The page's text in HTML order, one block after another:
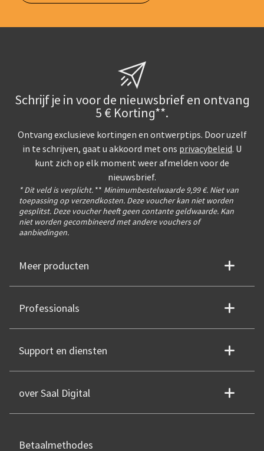
Schrijf je in voor de nieuwsbrief en ontvang
5 € Korting**.
Ontvang exclusieve kortingen en ontwerptips. Door uzelf
in te schrijven, gaat u akkoord met ons privacybeleid. U
kunt zich op elk moment weer afmelden voor de
nieuwsbrief.
* Dit veld is verplicht. ** Minimumbestelwaarde 9,99 €. Niet van
toepassing op verzendkosten. Deze voucher kan niet worden
gesplitst. Deze voucher heeft geen contante geldwaarde. Kan
niet worden gecombineerd met andere vouchers of
aanbiedingen.
Meer producten
Professionals
Support en diensten
over Saal Digital
Betaalmethodes